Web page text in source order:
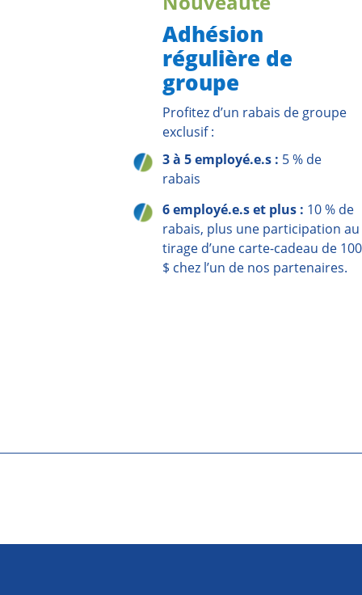
Adhésion
régulière de
groupe
Profitez d’un rabais de groupe
exclusif :
3 à 5 employé.e.s : 5 % de
rabais
6 employé.e.s et plus : 10 % de
rabais, plus une participation au
tirage d’une carte-cadeau de 100
$ chez l’un de nos partenaires.